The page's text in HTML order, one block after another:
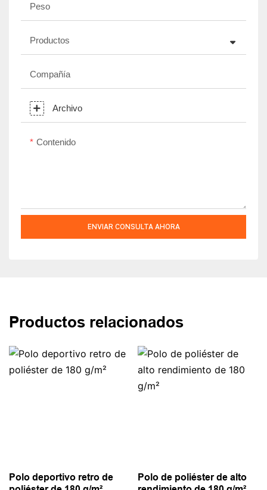
Peso
Productos
Compañía
Archivo
Contenido
ENVIAR CONSULTA AHORA
Productos relacionados
Polo deportivo retro de
Polo de poliéster de alto